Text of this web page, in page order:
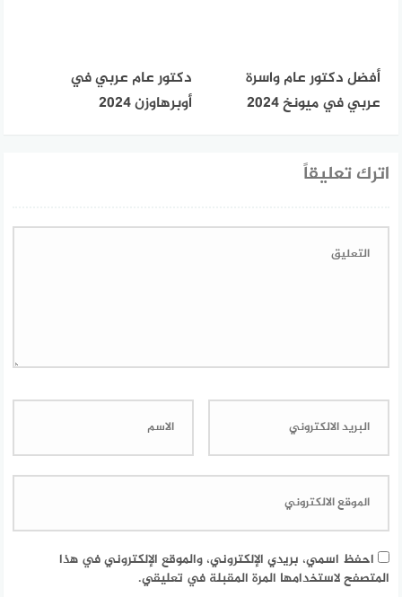
أفضل دكتور عام واسرة
عربي في ميونخ 2024
دكتور عام عربي في
أوبرهاوزن 2024
اترك تعليقاً
احفظ اسمي، بريدي الإلكتروني، والموقع الإلكتروني في هذا
المتصفح لاستخدامها المرة المقبلة في تعليقي.